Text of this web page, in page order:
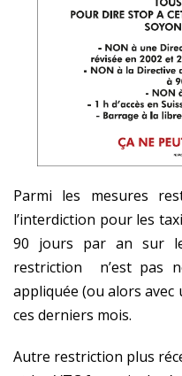
Parmi les mesures
l’interdiction pour les
90 jours par an sur
restriction n’est pas
appliquée (ou alors avec
ces derniers mois.
Autre restriction plus